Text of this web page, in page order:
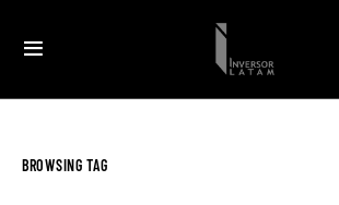
BROWSING TAG